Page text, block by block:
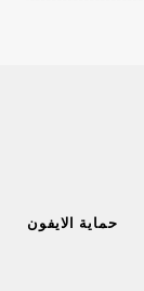
حماية الايفون